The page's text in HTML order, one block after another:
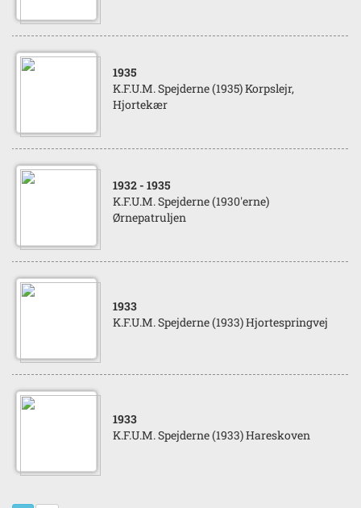
1935
K.F.U.M. Spejderne (1935) Korpslejr,
Hjortekær
1932 - 1935
K.F.U.M. Spejderne (1930'erne)
Ørnepatruljen
1933
K.F.U.M. Spejderne (1933) Hjortespringvej
1933
K.F.U.M. Spejderne (1933) Hareskoven